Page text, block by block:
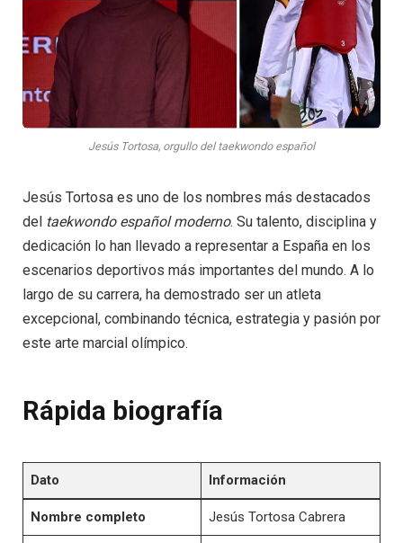
Jesús Tortosa, orgullo del taekwondo español
Jesús Tortosa es uno de los nombres más destacados
del taekwondo español moderno. Su talento, disciplina y
dedicación lo han llevado a representar a España en los
escenarios deportivos más importantes del mundo. A lo
largo de su carrera, ha demostrado ser un atleta
excepcional, combinando técnica, estrategia y pasión por
este arte marcial olímpico.
Rápida biografía
Dato Información
Nombre completo Jesús Tortosa Cabrera